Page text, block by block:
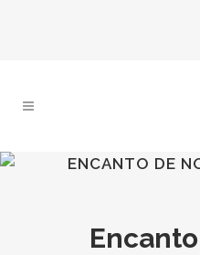
ENCANTO DE